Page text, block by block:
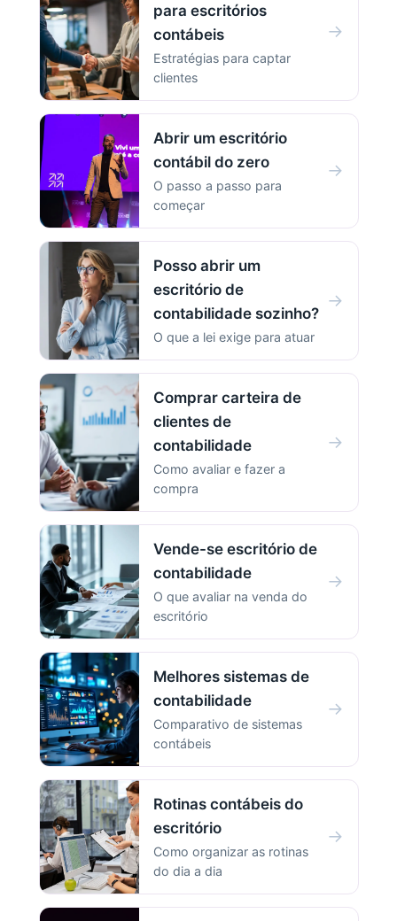
para escritórios
contábeis
Estratégias para captar
clientes
→
Abrir um escritório
contábil do zero
O passo a passo para
começar
→
Posso abrir um
escritório de
contabilidade sozinho?
O que a lei exige para atuar
→
Comprar carteira de
clientes de
contabilidade
Como avaliar e fazer a
compra
→
Vende-se escritório de
contabilidade
O que avaliar na venda do
escritório
→
Melhores sistemas de
contabilidade
Comparativo de sistemas
contábeis
→
Rotinas contábeis do
escritório
Como organizar as rotinas
do dia a dia
→